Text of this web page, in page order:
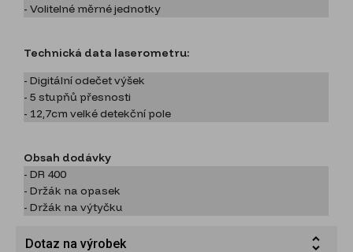
- Volitelné měrné jednotky
Technická data laserometru:
- Digitální odečet výšek
- 5 stupňů přesnosti
- 12,7cm velké detekční pole
Obsah dodávky
- DR 400
- Držák na opasek
- Držák na výtyčku
Dotaz na výrobek